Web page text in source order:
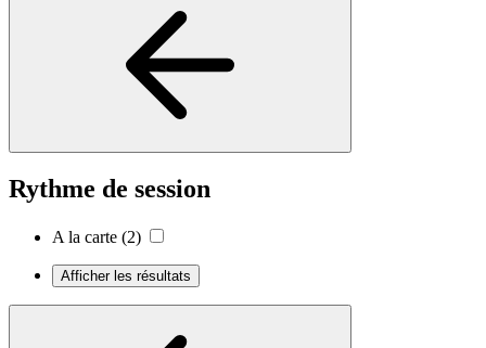
Rythme de session
A la carte (2)
Afficher les résultats